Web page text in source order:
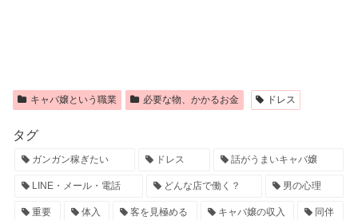
キャバ嬢という職業 必要な物、かかるお金 ドレス
タグ
ガンガン稼ぎたい ドレス 話がうまいキャバ嬢
LINE・メール・電話 どんな店で働く？ 男の心理
重要 体入 客を見極める キャバ嬢の収入 同伴